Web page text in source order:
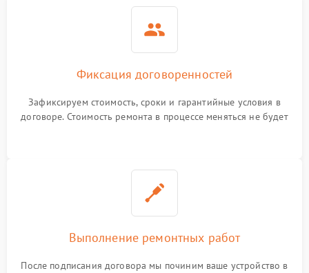
Фиксация договоренностей
Зафиксируем стоимость, сроки и гарантийные условия в
договоре. Стоимость ремонта в процессе меняться не будет
Выполнение ремонтных работ
После подписания договора мы починим ваше устройство в